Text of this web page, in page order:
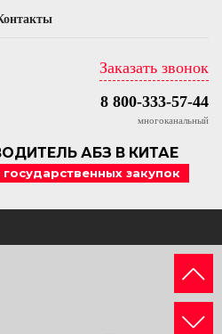
АБЗ В КИТАЕ
закупок
Заказать звонок
8 800-333-57-44
многоканальный